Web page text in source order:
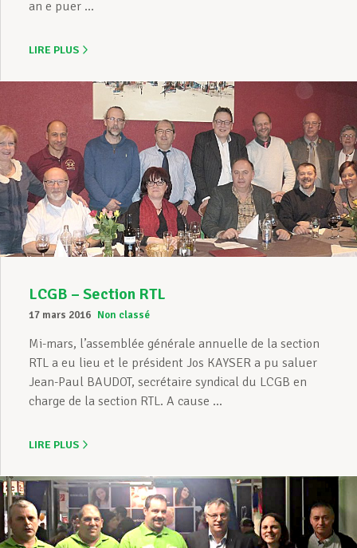
an e puer ...
LIRE PLUS
LCGB – Section RTL
17 mars 2016 Non classé
Mi-mars, l’assemblée générale annuelle de la section
RTL a eu lieu et le président Jos KAYSER a pu saluer
Jean-Paul BAUDOT, secrétaire syndical du LCGB en
charge de la section RTL. A cause ...
LIRE PLUS